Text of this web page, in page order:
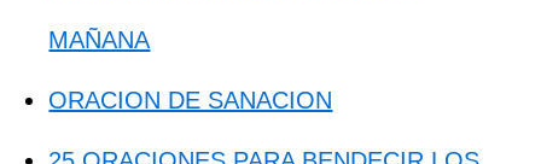
MAÑANA
ORACION DE SANACION